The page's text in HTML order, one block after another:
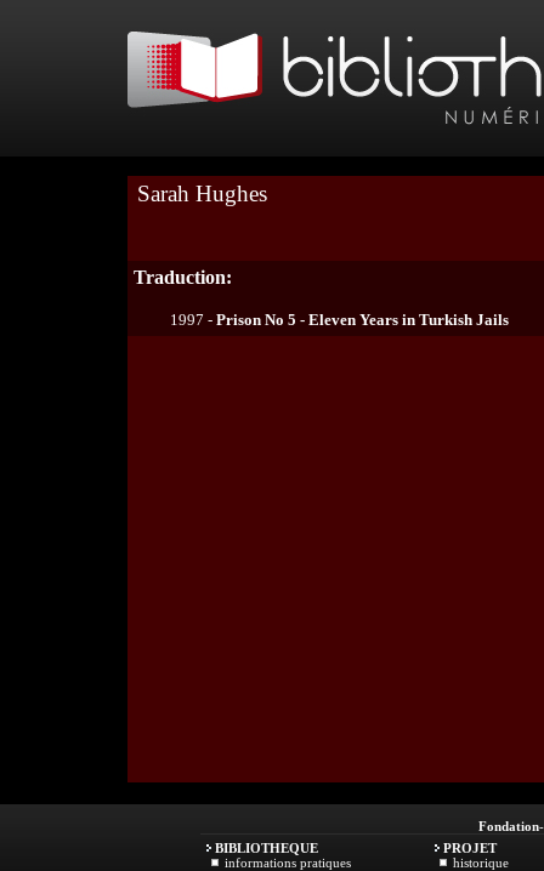
Sarah Hughes
Traduction:
1997 - Prison No 5 - Eleven Years in Turkish Jails
Fondation
BIBLIOTHEQUE
informations pratiques
PROJET
historique